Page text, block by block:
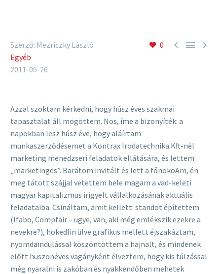
0   
Szerző: Mezriczky László
Egyéb
2011-05-26
Azzal szoktam kérkedni, hogy húsz éves szakmai
tapasztalat áll mögöttem. Nos, íme a bizonyíték: a
napokban lesz húsz éve, hogy aláírtam
munkaszerződésemet a Kontrax Irodatechnika Kft-nél
marketing menedzseri feladatok ellátására, és lettem
„marketinges”. Barátom invitált és lett a főnököAm, én
meg tátott szájjal vetettem bele magam a vad-keleti
magyar kapitalizmus irigyelt vállalkozásának aktuális
feladataiba. Csináltam, amit kellett: standot építettem
(Ifabo, Compfair – ugye, van, aki még emlékszik ezekre a
nevekre?), hokedlin ülve grafikus mellett éjszakáztam,
nyomdaindulással köszöntöttem a hajnalt, és mindenek
előtt huszonéves vagányként élveztem, hogy kis túlzással
még nyaralni is zakóban és nyakkendőben mehetek